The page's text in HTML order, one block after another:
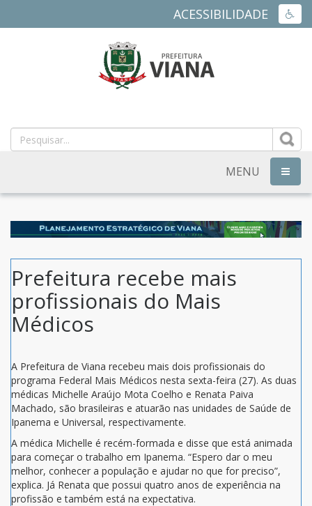
ACESSIBILIDADE
MUNICIPAL
DE
VIANA
ES
MENU
Prefeitura recebe mais
profissionais do Mais
Médicos
A Prefeitura de Viana recebeu mais dois profissionais do
programa Federal Mais Médicos nesta sexta-feira (27). As duas
médicas Michelle Araújo Mota Coelho e Renata Paiva
Machado, são brasileiras e atuarão nas unidades de Saúde de
Ipanema e Universal, respectivamente.
A médica Michelle é recém-formada e disse que está animada
para começar o trabalho em Ipanema. “Espero dar o meu
melhor, conhecer a população e ajudar no que for preciso”,
explica. Já Renata que possui quatro anos de experiência na
profissão e também está na expectativa.